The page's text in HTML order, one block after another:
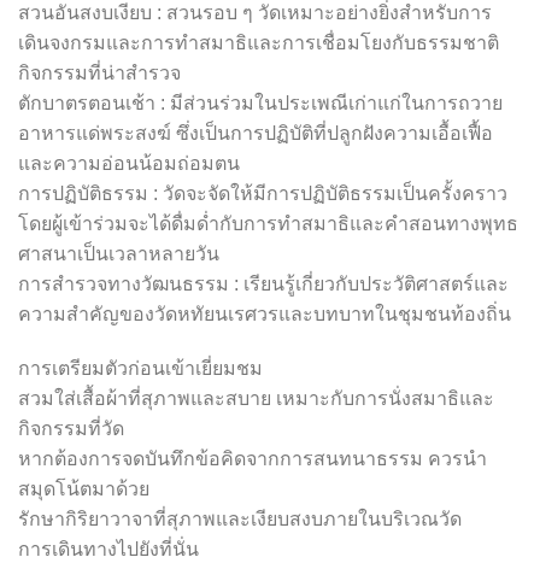
สวนอันสงบเงียบ : สวนรอบ ๆ วัดเหมาะอย่างยิ่งสำหรับการ
เดินจงกรมและการทำสมาธิและการเชื่อมโยงกับธรรมชาติ
กิจกรรมที่น่าสำรวจ
ตักบาตรตอนเช้า : มีส่วนร่วมในประเพณีเก่าแก่ในการถวาย
อาหารแด่พระสงฆ์ ซึ่งเป็นการปฏิบัติที่ปลูกฝังความเอื้อเฟื้อ
และความอ่อนน้อมถ่อมตน
การปฏิบัติธรรม : วัดจะจัดให้มีการปฏิบัติธรรมเป็นครั้งคราว
โดยผู้เข้าร่วมจะได้ดื่มด่ำกับการทำสมาธิและคำสอนทางพุทธ
ศาสนาเป็นเวลาหลายวัน
การสำรวจทางวัฒนธรรม : เรียนรู้เกี่ยวกับประวัติศาสตร์และ
ความสำคัญของวัดหทัยนเรศวรและบทบาทในชุมชนท้องถิ่น
การเตรียมตัวก่อนเข้าเยี่ยมชม
สวมใส่เสื้อผ้าที่สุภาพและสบาย เหมาะกับการนั่งสมาธิและ
กิจกรรมที่วัด
หากต้องการจดบันทึกข้อคิดจากการสนทนาธรรม ควรนำ
สมุดโน้ตมาด้วย
รักษากิริยาวาจาที่สุภาพและเงียบสงบภายในบริเวณวัด
การเดินทางไปยังที่นั่น